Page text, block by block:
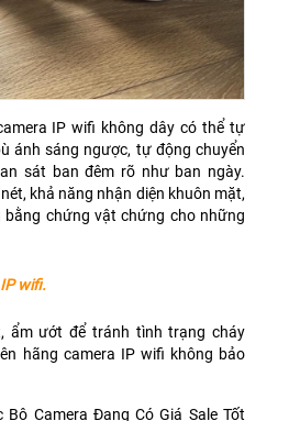
IP wifi không dây có thể tự
ánh sáng ngược, tự động chuyển
sát ban đêm rõ như ban ngày.
khả năng nhận diện khuôn mặt,
chứng vật chứng cho những
wifi.
ẩm ướt để tránh tình trạng cháy
hãng camera IP wifi không bảo
Bộ Camera Đang Có Giá Sale Tốt